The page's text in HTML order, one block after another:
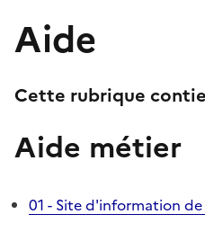
Aide
Cette rubrique
Aide métier
01 - Site d'information